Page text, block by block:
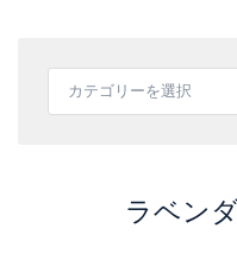
ラベン